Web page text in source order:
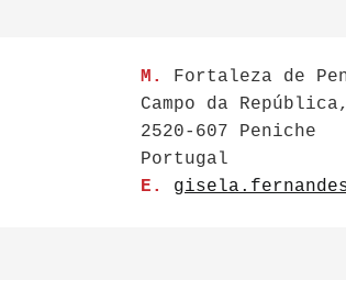
M.
Fortaleza de
Campo da
2520-607 Peniche
Portugal
E.